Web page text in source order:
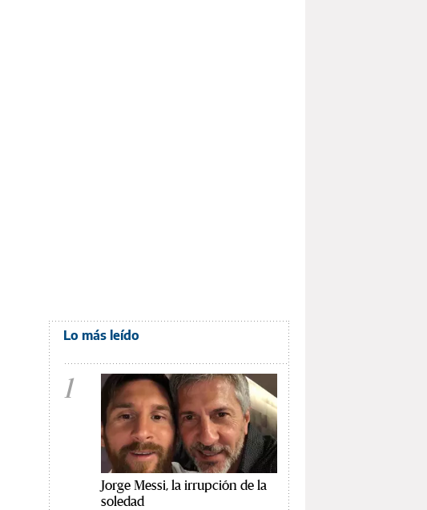
Lo más leído
1
Jorge Messi, la irrupción de la
soledad